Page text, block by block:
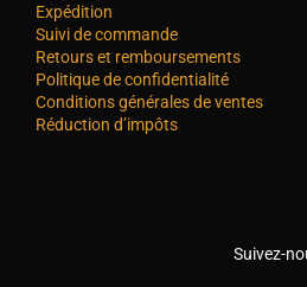
Expédition
Suivi de commande
Retours et remboursements
Politique de confidentialité
Conditions générales de ventes
Réduction d’impôts
Suivez-